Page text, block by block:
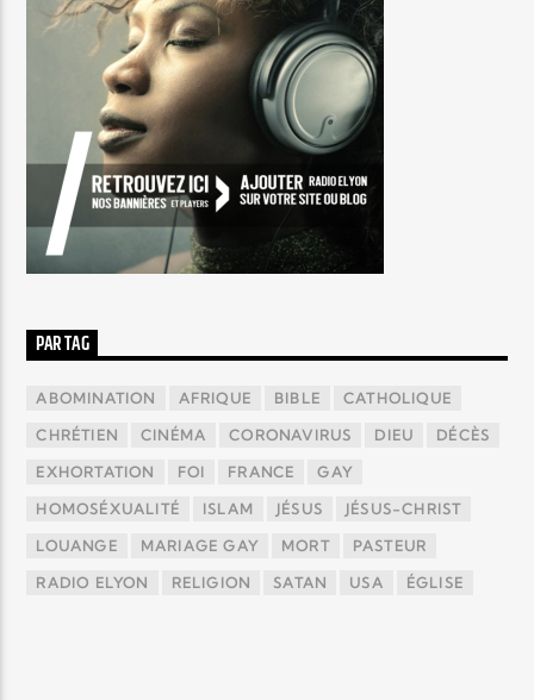
PAR TAG
ABOMINATION AFRIQUE BIBLE CATHOLIQUE
CHRÉTIEN CINÉMA CORONAVIRUS DIEU DÉCÈS
EXHORTATION FOI FRANCE GAY
HOMOSÉXUALITÉ ISLAM JÉSUS JÉSUS-CHRIST
LOUANGE MARIAGE GAY MORT PASTEUR
RADIO ELYON RELIGION SATAN USA ÉGLISE